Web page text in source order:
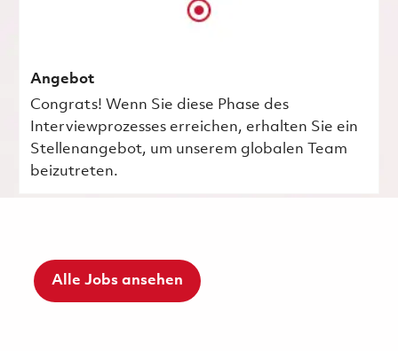
Angebot
Congrats! Wenn Sie diese Phase des
Interviewprozesses erreichen, erhalten Sie ein
Stellenangebot, um unserem globalen Team
beizutreten.
Alle Jobs ansehen